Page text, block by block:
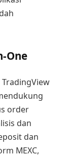
One
order
dan
dan
MEXC,